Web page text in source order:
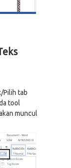
Pilih tab
tool
muncul